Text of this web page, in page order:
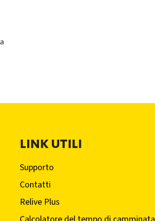
LINK UTILI
Supporto
Contatti
Relive Plus